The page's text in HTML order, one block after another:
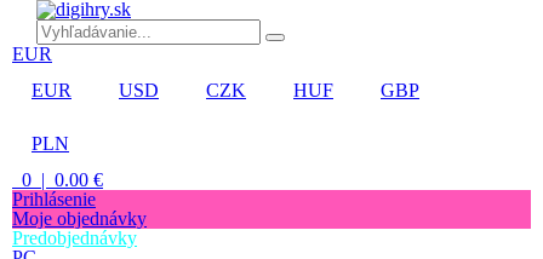
EUR
EUR
USD CZK HUF GBP
PLN
0 | 0.00 €
Prihlásenie
Moje objednávky
Predobjednávky